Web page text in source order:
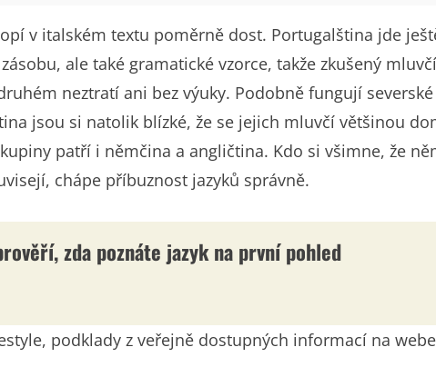
v italském textu poměrně dost. Portugalština jde
ale také gramatické vzorce, takže zkušený mluvčí
neztratí ani bez výuky. Podobně fungují severské
jsou si natolik blízké, že se jejich mluvčí většinou
patří i němčina a angličtina. Kdo si všimne, že
chápe příbuznost jazyků správně.
zda poznáte jazyk na první pohled
podklady z veřejně dostupných informací na